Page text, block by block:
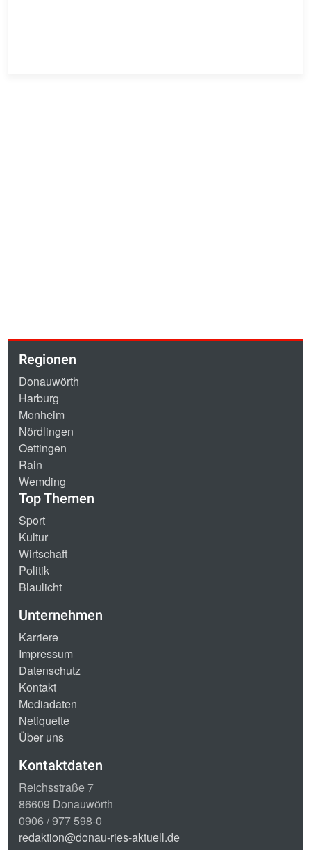
Regionen
Donauwörth
Harburg
Monheim
Nördlingen
Oettingen
Rain
Wemding
Top Themen
Sport
Kultur
Wirtschaft
Politik
Blaulicht
Unternehmen
Karriere
Impressum
Datenschutz
Kontakt
Mediadaten
Netiquette
Über uns
Kontaktdaten
Reichsstraße 7
86609 Donauwörth
0906 / 977 598-0
redaktion@donau-ries-aktuell.de